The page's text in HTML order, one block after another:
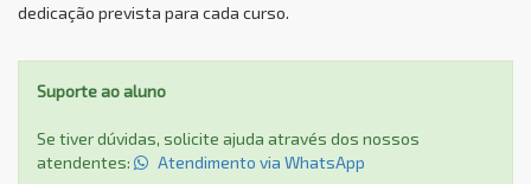
dedicação prevista para cada curso.
Suporte ao aluno
Se tiver dúvidas, solicite ajuda através dos nossos
atendentes:
Atendimento via WhatsApp